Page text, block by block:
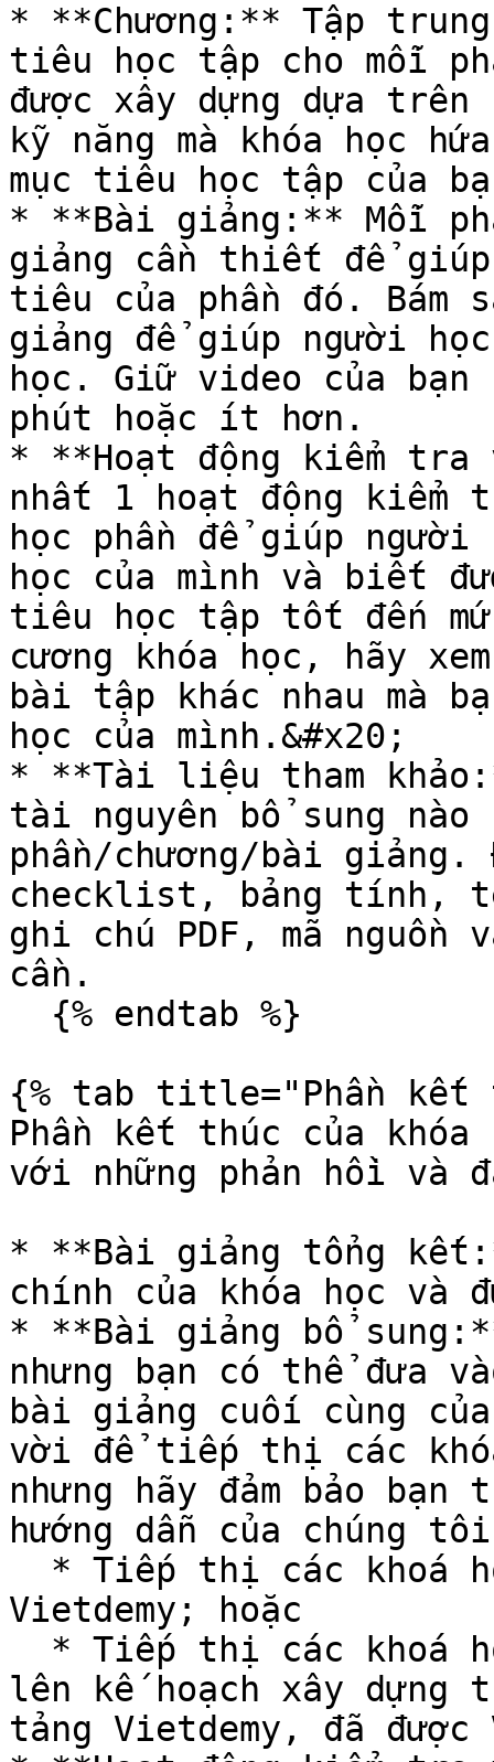
* **Chương:** Tập
tiêu học tập cho mỗi
được xây dựng dựa
kỹ năng mà khóa học
mục tiêu học tập của
* **Bài giảng:** Mỗi
giảng cần thiết để giúp
tiêu của phần đó. Bám
giảng để giúp người
học. Giữ video của
phút hoặc ít hơn.
* **Hoạt động kiểm tra
nhất 1 hoạt động kiểm
học phần để giúp
học của mình và biết
tiêu học tập tốt đến
cương khóa học, hãy
bài tập khác nhau mà
học của mình.&#x20;
* **Tài liệu tham
tài nguyên bổ sung nào
phần/chương/bài giảng.
checklist, bảng tính,
ghi chú PDF, mã
cần.
{% tab title="Phần kết
Phần kết thúc của
với những phản hồi và
* **Bài giảng tổng
chính của khóa học và
* **Bài giảng bổ
nhưng bạn có thể đưa
bài giảng cuối cùng
vời để tiếp thị các khóa
nhưng hãy đảm bảo
hướng dẫn của chúng
Vietdemy; hoặc
lên kế hoạch xây
tảng Vietdemy, đã được